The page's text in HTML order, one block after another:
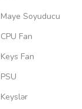
Maye Soyuducu
CPU Fan
Keys Fan
PSU
Keyslər